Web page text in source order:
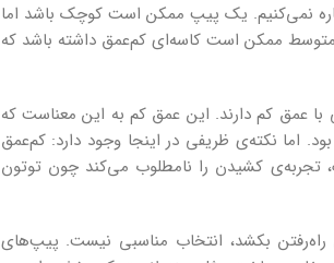
نمی‌کنیم. یک پیپ ممکن است کوچک باشد اما
متوسط ممکن است کاسه‌ای کم‌عمق داشته باشد که
عمق کم دارند. این عمق کم به این معناست که
اما نکته‌ی ظریفی در اینجا وجود دارد: کم‌عمق
کشیدن را نامطلوب می‌کند چون توتون
بکشد، انتخاب مناسبی نیست. پیپ‌های